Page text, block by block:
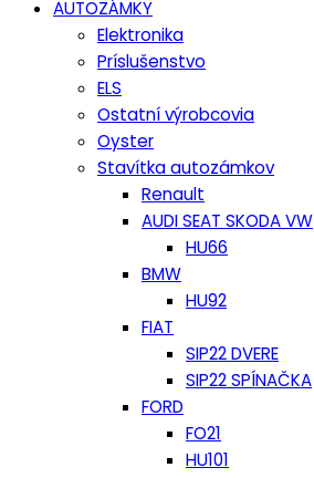
AUTOZÁMKY
Elektronika
Príslušenstvo
ELS
Ostatní výrobcovia
Oyster
Stavítka autozámkov
Renault
AUDI SEAT SKODA VW
HU66
BMW
HU92
FIAT
SIP22 DVERE
SIP22 SPÍNAČKA
FORD
FO21
HU101